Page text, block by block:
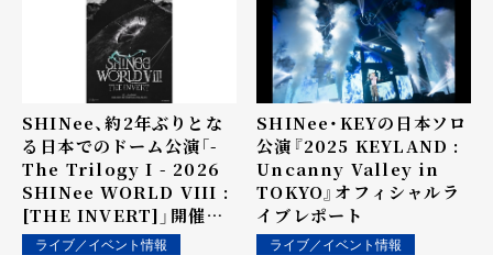
SHINee、約2年ぶりとな
る日本でのドーム公演「-
The Trilogy I - 2026
SHINee WORLD VIII :
[THE INVERT]」開催決
定！ライブ／イベント情報
SHINee・KEYの日本ソロ
公演『2025 KEYLAND :
Uncanny Valley in
TOKYO』オフィシャルラ
イブレポート
ライブ／イベント情報